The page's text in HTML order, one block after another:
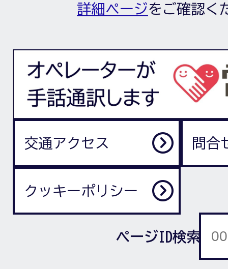
詳細ページをご確認く
交通アクセス 問合
クッキーポリシー
ページID検索